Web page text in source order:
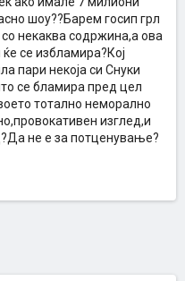
шоу??Барем госип грл
некаква содржина,а ова
се избламира?Кој
пари некоја си Снуки
се бламира пред цел
тотално неморално
изглед,и
не е за потценување?